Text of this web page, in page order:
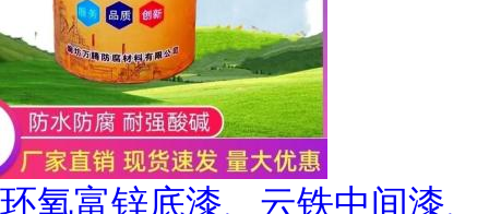
环氧富锌底漆、云铁中间漆、